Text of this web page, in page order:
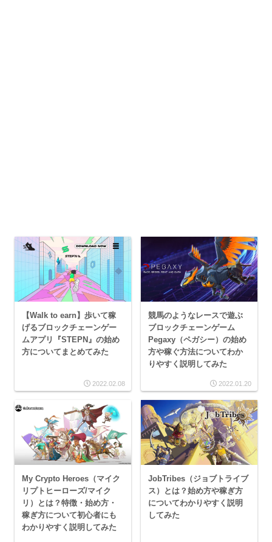
【Walk to earn】歩いて稼
げるブロックチェーンゲー
ムアプリ『STEPN』の始め
方についてまとめてみた
2022.02.08
競馬のようなレースで遊ぶ
ブロックチェーンゲーム
Pegaxy（ペガシー）の始め
方や稼ぐ方法についてわか
りやすく説明してみた
2022.01.20
My Crypto Heroes（マイク
リプトヒーローズ/マイク
リ）とは？特徴・始め方・
稼ぎ方について初心者にも
わかりやすく説明してみた
JobTribes（ジョブトライブ
ス）とは？始め方や稼ぎ方
についてわかりやすく説明
してみた